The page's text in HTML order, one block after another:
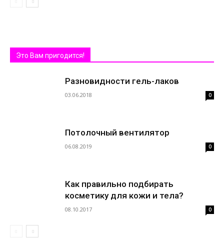
Это Вам пригодится!
Разновидности гель-лаков
03.06.2018 0
Потолочный вентилятор
06.08.2019 0
Как правильно подбирать
косметику для кожи и тела?
08.10.2017 0